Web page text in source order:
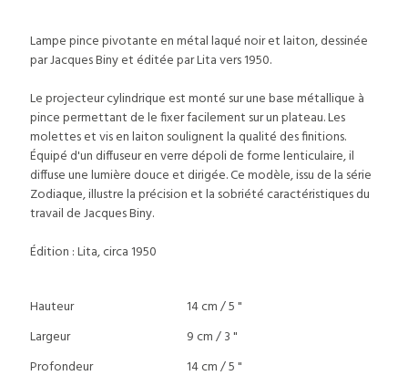
Lampe pince pivotante en métal laqué noir et laiton, dessinée
par Jacques Biny et éditée par Lita vers 1950.
Le projecteur cylindrique est monté sur une base métallique à
pince permettant de le fixer facilement sur un plateau. Les
molettes et vis en laiton soulignent la qualité des finitions.
Équipé d'un diffuseur en verre dépoli de forme lenticulaire, il
diffuse une lumière douce et dirigée. Ce modèle, issu de la série
Zodiaque, illustre la précision et la sobriété caractéristiques du
travail de Jacques Biny.
Édition : Lita, circa 1950
Hauteur
14 cm / 5 "
Largeur
9 cm / 3 "
Profondeur
14 cm / 5 "